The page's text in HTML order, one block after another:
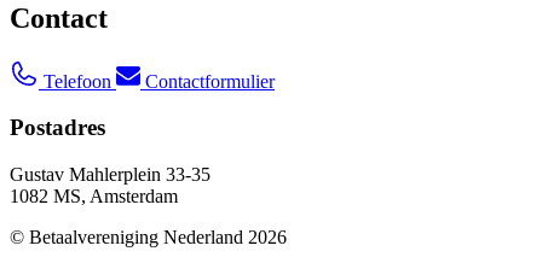
Contact
Telefoon Contactformulier
Postadres
Gustav Mahlerplein 33-35
1082 MS, Amsterdam
© Betaalvereniging Nederland 2026